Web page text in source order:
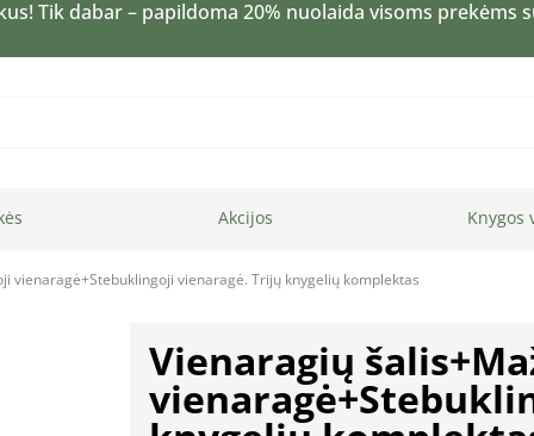
Tik dabar – papildoma 20% nuolaida visoms prekėms
Akcijos Knygos
vienaragė+Stebuklingoji vienaragė. Trijų knygelių komplektas
Vienaragių